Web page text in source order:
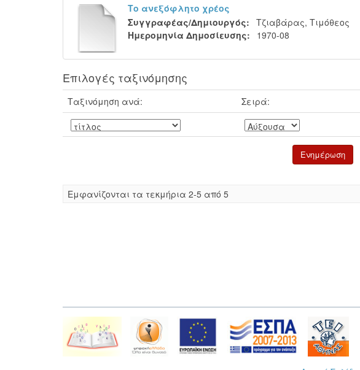
Το ανεξόφλητο χρέος
Συγγραφέας/Δημιουργός: Τζιαβάρας, Τιμόθεος
Ημερομηνία Δημοσίευσης:
1970-08
Επιλογές ταξινόμησης
Ταξινόμηση ανά: Σειρά:
Eμφανίζονται τα τεκμήρια 2-5 από 5